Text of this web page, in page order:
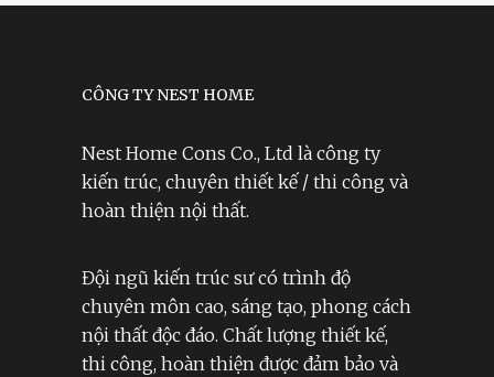
CÔNG TY NEST HOME
Nest Home Cons Co., Ltd là công ty
kiến trúc, chuyên thiết kế / thi công và
hoàn thiện nội thất.
Đội ngũ kiến trúc sư có trình độ
chuyên môn cao, sáng tạo, phong cách
nội thất độc đáo. Chất lượng thiết kế,
thi công, hoàn thiện được đảm bảo và